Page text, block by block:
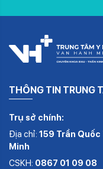
THÔNG TIN TRUNG
Trụ sở chính:
Địa chỉ: 159 Trần Quốc
Minh
CSKH: 0867 01 09 08